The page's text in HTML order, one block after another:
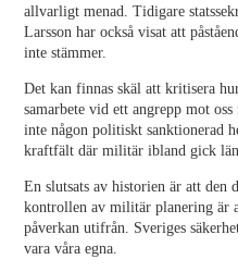
allvarligt menad. Tidigare
Larsson har också visat att
inte stämmer.
Det kan finnas skäl att kritisera
samarbete vid ett angrepp mot
inte någon politiskt sanktionerad
kraftfält där militär ibland gick
En slutsats av historien är att den
kontrollen av militär planering är
påverkan utifrån. Sveriges
vara våra egna.